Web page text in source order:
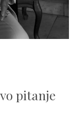
pitanje